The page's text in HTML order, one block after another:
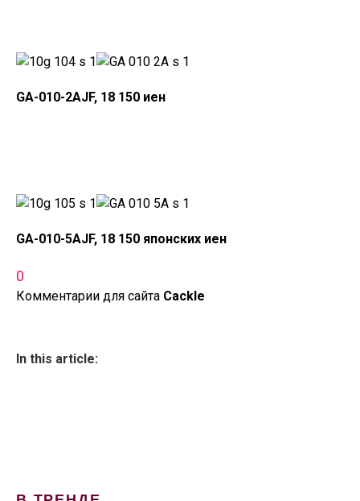
GA-010-2AJF, 18 150 иен
GA-010-5AJF, 18 150 японских иен
0
Комментарии для сайта Cackle
In this article: